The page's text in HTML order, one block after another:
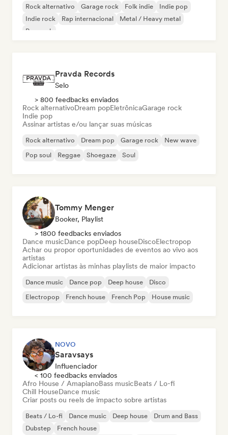
Rock alternativo Garage rock Folk indie
Indie pop
Indie rock
Rap internacional
Metal / Heavy metal
Pop rock
Pravda Records
Selo
> 800 feedbacks enviados
Rock alternativoDream popEletrônicaGarage rock
Indie pop
Assinar artistas e/ou lançar suas músicas
Rock alternativo Dream pop Garage rock
New wave
Pop soul
Reggae Shoegaze Soul
Tommy Menger
Booker, Playlist
> 1800 feedbacks enviados
Dance musicDance popDeep houseDiscoElectropop
Achar ou propor oportunidades de eventos ao vivo aos
artistas
Adicionar artistas às minhas playlists de maior impacto
Dance music Dance pop Deep house
Disco
Electropop
French house French Pop House music
NOVO
Saravsays
Influenciador
< 100 feedbacks enviados
Afro House / AmapianoBass musicBeats / Lo-fi
Chill HouseDance music
Criar posts ou reels de impacto sobre artistas
Beats / Lo-fi Dance music Deep house
Drum and Bass
Dubstep
French house